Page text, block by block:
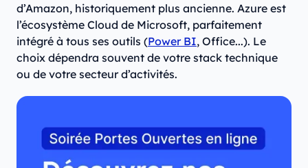
d’Amazon, historiquement plus ancienne. Azure est
l’écosystème Cloud de Microsoft, parfaitement
intégré à tous ses outils (Power BI, Office...). Le
choix dépendra souvent de votre stack technique
ou de votre secteur d’activités.